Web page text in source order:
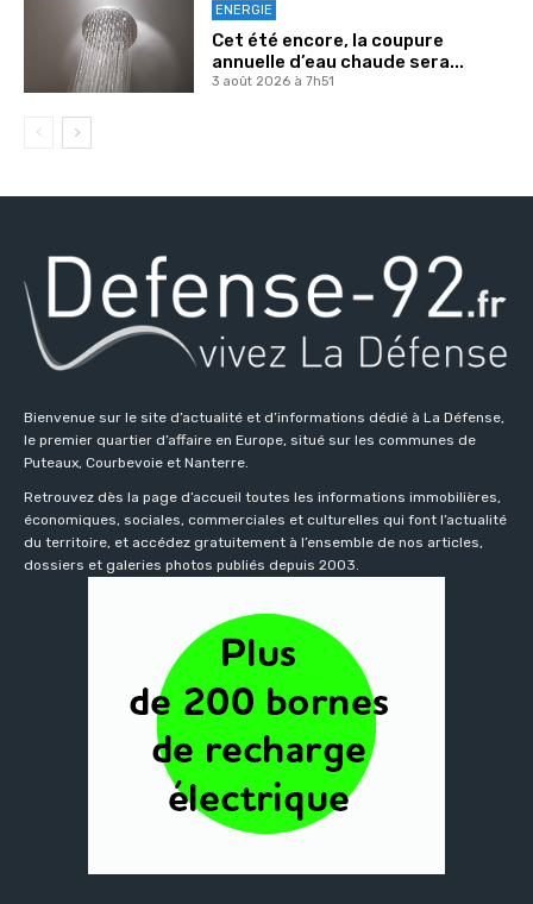
ENERGIE
Cet été encore, la coupure
annuelle d’eau chaude sera...
3 août 2026 à 7h51
Bienvenue sur le site d’actualité et d’informations dédié à La Défense,
le premier quartier d’affaire en Europe, situé sur les communes de
Puteaux, Courbevoie et Nanterre.
Retrouvez dès la page d’accueil toutes les informations immobilières,
économiques, sociales, commerciales et culturelles qui font l’actualité
du territoire, et accédez gratuitement à l’ensemble de nos articles,
dossiers et galeries photos publiés depuis 2003.